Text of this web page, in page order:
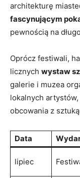
⁤architekturę
fascynującym
pewnością na​
Oprócz​ festiwali,
licznych wystaw
galerie i muzea
lokalnych
obcowania z
Data
lipiec